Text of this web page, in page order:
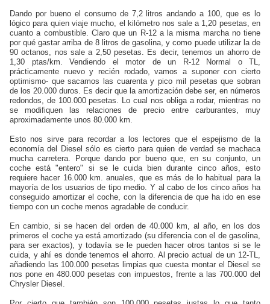
Dando por bueno el consumo de 7,2 litros andando a 100, que es lo
lógico para quien viaje mucho, el kilómetro nos sale a 1,20 pesetas, en
cuanto a combustible. Claro que un R-12a la misma marcha no tiene
por qué gastar arriba de 8 litros de gasolina, y como puede utilizar la de
90 octanos, nos sale a 2,50 pesetas. Es decir, tenemos un ahorro de
1,30 ptas/km. Vendiendo el motor de un
R-12 Normal o TL,
prácticamente nuevo y recién rodado, vamos a suponer con cierto
optimismo- que sacamos las cuarenta y pico mil pesetas que sobran
de los 20.000 duros. Es decir que la amortización debe ser, en números
redondos, de 100.000 pesetas. Lo cual nos obliga a rodar, mientras no
se modifiquen las relaciones de precio entre carburantes, muy
aproximadamente unos 80.000 km.
Esto nos sirve para recordar a los lectores que el espejismo de la
economía del Diesel sólo es cierto para quien de verdad se machaca
mucha carretera. Porque dando por bueno que, en su conjunto, un
coche está "entero" si se le cuida bien durante cinco años, esto
requiere hacer 16.000 km. anuales, que es más de lo habitual para la
mayoría de los usuarios de tipo medio. Y al cabo de los cinco años ha
conseguido amortizar el coche, con la diferencia de que ha ido en ese
tiempo con un coche menos agradable de conducir.
En cambio, si se hacen del orden de 40.000 km, al año, en los dos
primeros el coche ya está amortizado (su diferencia con el de gasolina,
para ser exactos), y todavía se le pueden hacer otros tantos si se le
cuida, y ahí es donde tenemos el ahorro. Al precio actual de un 12-TL,
añadiendo las 100.000 pesetas limpias que cuesta montar el Diesel se
nos pone en 480.000 pesetas con impuestos, frente a las 700.000 del
Chrysler Diesel.